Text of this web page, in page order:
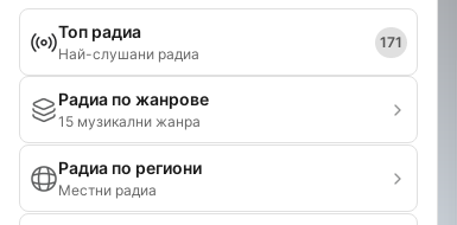
Топ радиа
Най-слушани радиа
171
Радиа по жанрове
15 музикални жанра
Радиа по региони
Местни радиа